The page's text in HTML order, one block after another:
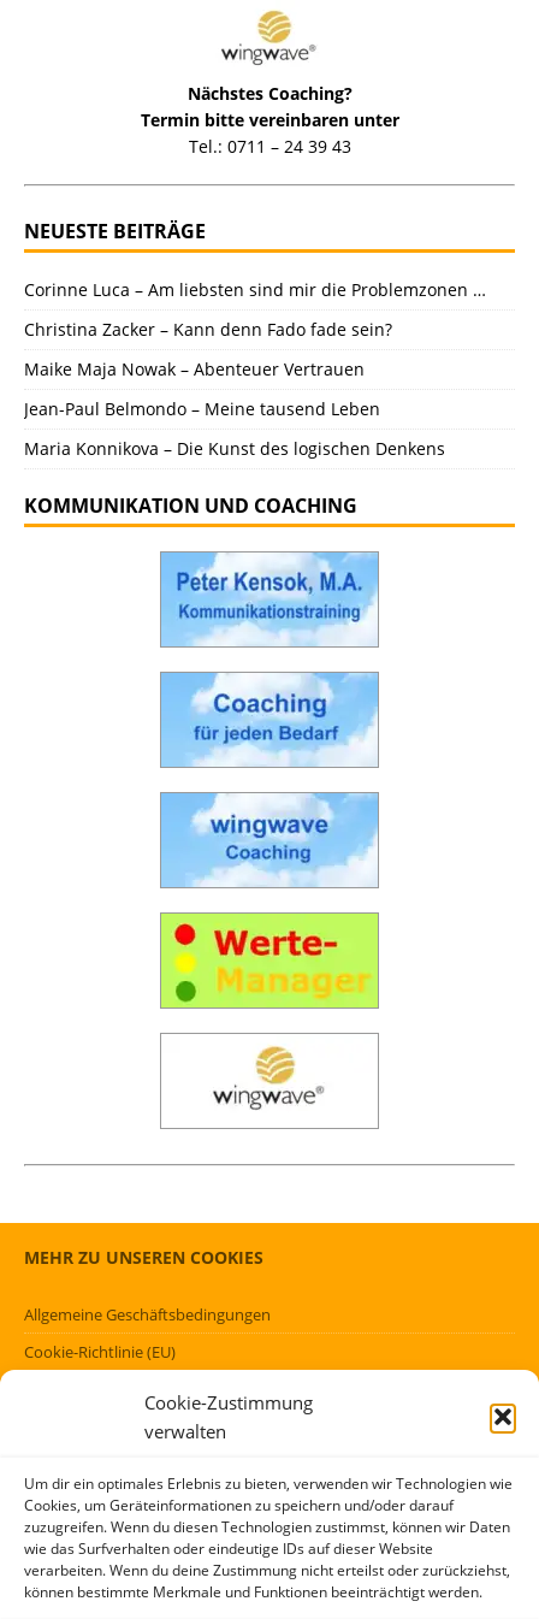
Cookie-Zustimmung
verwalten
Um dir ein optimales Erlebnis zu bieten, verwenden wir Technologien wie
Cookies, um Geräteinformationen zu speichern und/oder darauf
zuzugreifen. Wenn du diesen Technologien zustimmst, können wir Daten
wie das Surfverhalten oder eindeutige IDs auf dieser Website
verarbeiten. Wenn du deine Zustimmung nicht erteilst oder zurückziehst,
können bestimmte Merkmale und Funktionen beeinträchtigt werden.
Nächstes Coaching?
Termin bitte vereinbaren unter
Tel.: 0711 – 24 39 43
NEUESTE BEITRÄGE
Corinne Luca – Am liebsten sind mir die Problemzonen …
Christina Zacker – Kann denn Fado fade sein?
Maike Maja Nowak – Abenteuer Vertrauen
Jean-Paul Belmondo – Meine tausend Leben
Maria Konnikova – Die Kunst des logischen Denkens
KOMMUNIKATION UND COACHING
MEHR ZU UNSEREN COOKIES
Allgemeine Geschäftsbedingungen
Cookie-Richtlinie (EU)
FÖRMLICHES
Kontakt